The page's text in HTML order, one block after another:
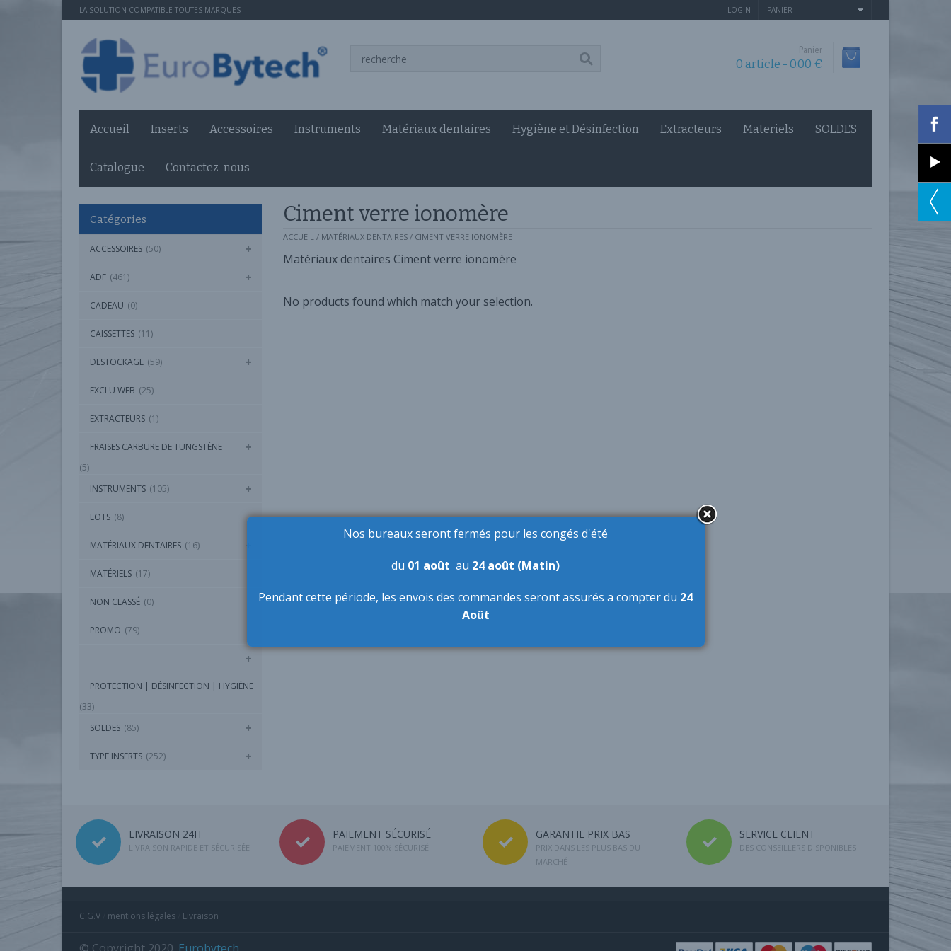
LA SOLUTION COMPATIBLE TOUTES MARQUES PANIER
LOGIN
Panier
0 article -0.00 €
Accueil Inserts Accessoires Instruments Matériaux dentaires Hygiène et Désinfection Extracteurs Materiels SOLDES
Catalogue Contactez-nous
Catégories
ACCESSOIRES (50)
ADF (461)
CADEAU (0)
CAISSETTES (11)
DESTOCKAGE (59)
EXCLU WEB (25)
EXTRACTEURS (1)
FRAISES CARBURE DE TUNGSTÈNE
(5)
INSTRUMENTS (105)
LOTS (8)
MATÉRIAUX DENTAIRES (16)
MATÉRIELS (17)
NON CLASSÉ (0)
PROMO (79)
PROTECTION | DÉSINFECTION | HYGIÈNE
(33)
SOLDES (85)
TYPE INSERTS (252)
Ciment verre ionomère
ACCUEIL/ MATÉRIAUX DENTAIRES/ CIMENT VERRE IONOMÈRE
Matériaux dentaires Ciment verre ionomère
No products found which match your selection.
LIVRAISON 24H
LIVRAISON RAPIDE ET SÉCURISÉE
PAIEMENT SÉCURISÉ
PAIEMENT 100% SÉCURISÉ
GARANTIE PRIX BAS
PRIX DANS LES PLUS BAS DU
MARCHÉ
SERVICE CLIENT
DES CONSEILLERS DISPONIBLES
C.G.V mentions légales Livraison
Nos bureaux seront fermés pour les congés d'été
du 01 août au 24 août (Matin)
Pendant cette période, les envois des commandes seront assurés a compter du 24
Août